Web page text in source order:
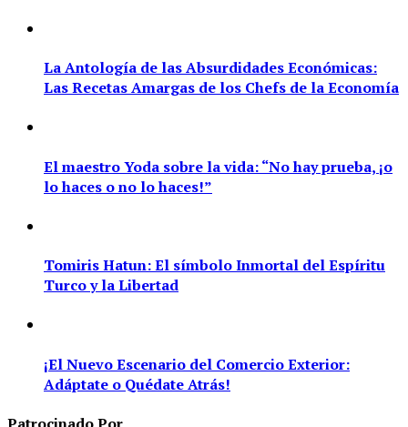
La Antología de las Absurdidades Económicas:
Las Recetas Amargas de los Chefs de la Economía
El maestro Yoda sobre la vida: “No hay prueba, ¡o
lo haces o no lo haces!”
Tomiris Hatun: El símbolo Inmortal del Espíritu
Turco y la Libertad
¡El Nuevo Escenario del Comercio Exterior:
Adáptate o Quédate Atrás!